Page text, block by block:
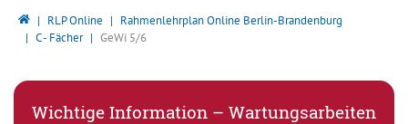
Bildungsserver Berlin - Brandenburg
RLP Online
Rahmenlehrplan Online Berlin-Brandenburg
C - Fächer
GeWi 5/6
Wichtige Information – Wartungsarbeiten